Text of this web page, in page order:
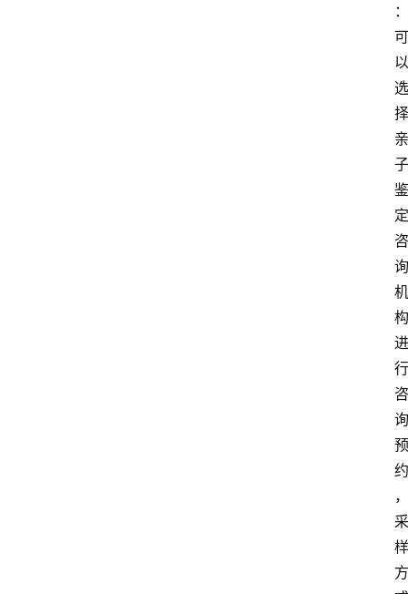
：
可
以
选
择
亲
子
鉴
定
咨
询
机
构
进
行
咨
询
预
约
，
采
样
方